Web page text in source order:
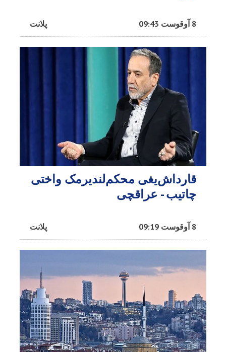
پلانت 8 آوقوست 09:43
قارداش‌یغی محکم‌لندیرمک واختی
چاتیب - عراقچی
پلانت 8 آوقوست 09:19